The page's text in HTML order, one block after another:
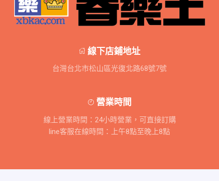
線下店鋪地址
台灣台北市松山區光復北路68號7號
營業時間
線上營業時間：24小時營業，可直接訂購
line客服在線時間：上午8點至晚上8點